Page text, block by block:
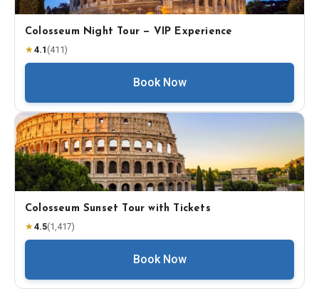
Colosseum Night Tour — VIP Experience
★4.1 (411)
Book Now
Colosseum Sunset Tour with Tickets
★4.5(1,417)
Book Now